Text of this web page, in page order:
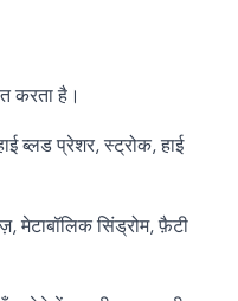
करता है।
ब्लड प्रेशर,स्ट्रोक,हाई
,मेटाबॉलिक सिंड्रोम,फ़ैटी